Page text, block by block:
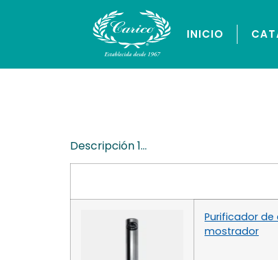
INICIO
Descripción 1…
Purificador de
mostrador